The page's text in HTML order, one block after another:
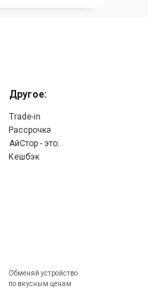
Обменяй устройство
по вкусным ценам
Другое:
Кешбэк
Рассрочка
АйСтор - это..
Trade-in